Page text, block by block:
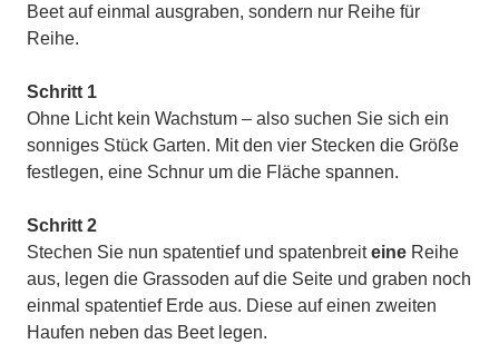
Beet auf einmal ausgraben, sondern nur Reihe für
Reihe.
Schritt 1
Ohne Licht kein Wachstum – also suchen Sie sich ein
sonniges Stück Garten. Mit den vier Stecken die Größe
festlegen, eine Schnur um die Fläche spannen.
Schritt 2
Stechen Sie nun spatentief und spatenbreiteine Reihe
aus, legen die Grassoden auf die Seite und graben noch
einmal spatentief Erde aus. Diese auf einen zweiten
Haufen neben das Beet legen.